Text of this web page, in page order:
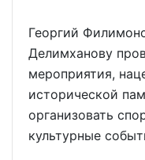
Георгий
Делимханову
мероприятия,
исторической
организовать
культурные